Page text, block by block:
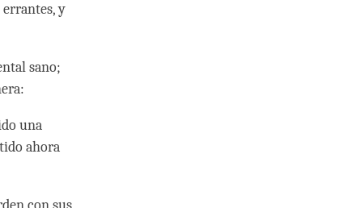
y
sano;
una
ahora